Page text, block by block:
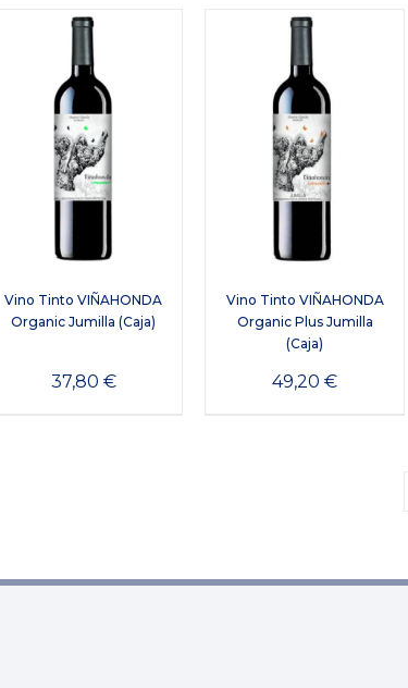
Vino Tinto VIÑAHONDA
Organic Jumilla (Caja)
37,80 €
Vino Tinto VIÑAHONDA
Organic Plus Jumilla
(Caja)
49,20€